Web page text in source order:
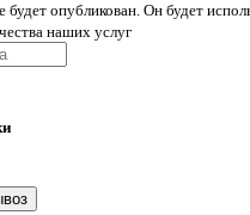
опубликован. Он будет
наших услуг